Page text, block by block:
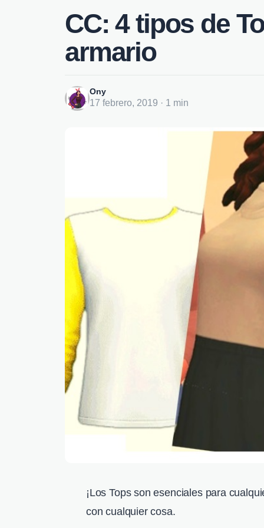
CC: 4 tipos de
armario
Ony
17 febrero, 2019 · 1 min
¡Los Tops son esenciales para
con cualquier cosa.